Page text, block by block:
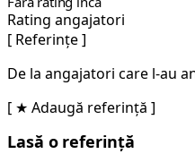
Rating angajatori
[ Referințe ]
De la angajatori care l-au
[ ★ Adaugă referință ]
Lasă o referință